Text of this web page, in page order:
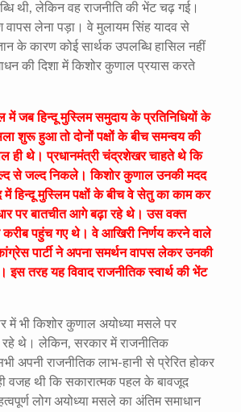
थी, लेकिन वह राजनीति की भेंट चढ़ गई।
वापस लेना पड़ा। वे मुलायम सिंह यादव से
के कारण कोई सार्थक उपलब्धि हासिल नहीं
की दिशा में किशोर कुणाल प्रयास करते
जब हिन्दू मुस्लिम समुदाय के प्रतिनिधियों के
शुरू हुआ तो दोनों पक्षों के बीच समन्वय की
ही थे। प्रधानमंत्री चंद्रशेखर चाहते थे कि
से जल्द निकले। किशोर कुणाल उनकी मदद
हिन्दू मुस्लिम पक्षों के बीच वे सेतु का काम कर
पर बातचीत आगे बढ़ा रहे थे। उस वक्त
पहुंच गए थे। वे आखिरी निर्णय करने वाले
पार्टी ने अपना समर्थन वापस लेकर उनकी
इस तरह यह विवाद राजनीतिक स्वार्थ की भेंट
में भी किशोर कुणाल अयोध्या मसले पर
रहे थे। लेकिन, सरकार में राजनीतिक
अपनी राजनीतिक लाभ-हानी से प्रेरित होकर
वजह थी कि सकारात्मक पहल के बावजूद
लोग अयोध्या मसले का अंतिम समाधान